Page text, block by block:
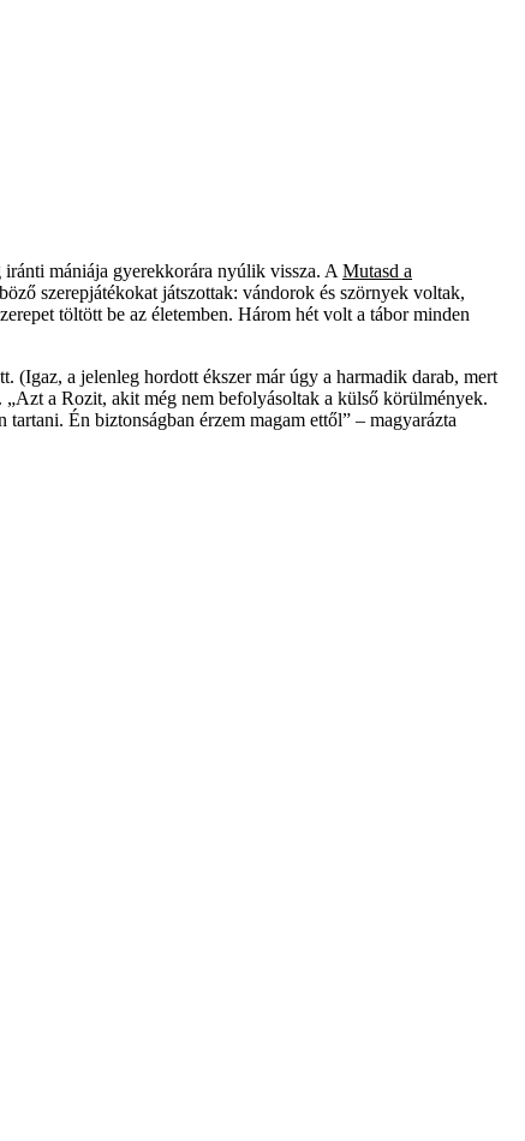
mániája gyerekkorára nyúlik vissza. A Mutasd a
szerepjátékokat játszottak: vándorok és szörnyek voltak,
töltött be az életemben. Három hét volt a tábor minden
(Igaz, a jelenleg hordott ékszer már úgy a harmadik darab, mert
a Rozit, akit még nem befolyásoltak a külső körülmények.
Én biztonságban érzem magam ettől” – magyarázta